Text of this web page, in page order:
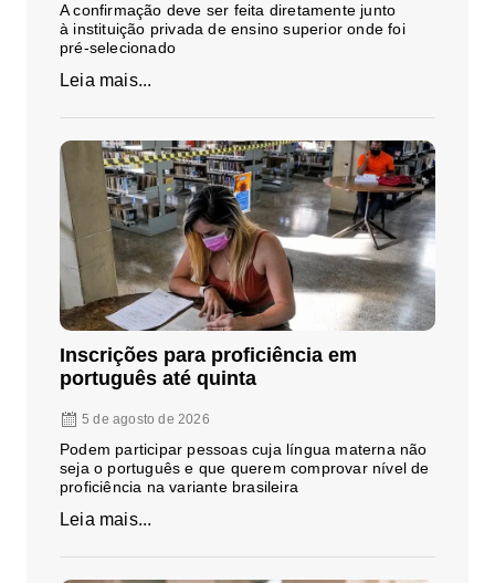
A confirmação deve ser feita diretamente junto
à instituição privada de ensino superior onde foi
pré-selecionado
Leia mais...
Inscrições para proficiência em
português até quinta
5 de agosto de 2026
Podem participar pessoas cuja língua materna não
seja o português e que querem comprovar nível de
proficiência na variante brasileira
Leia mais...